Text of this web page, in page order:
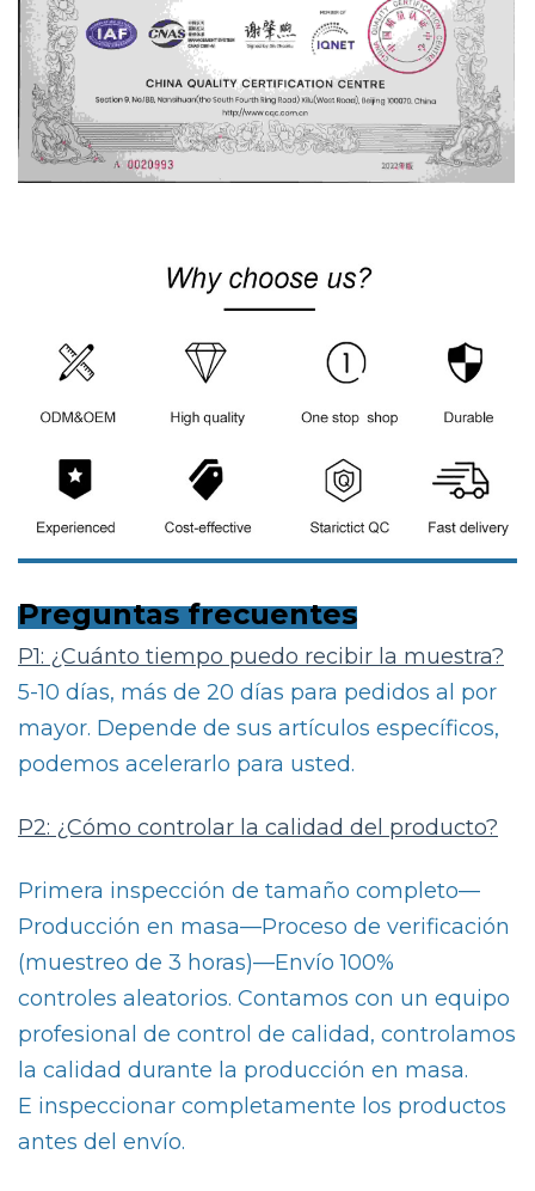
Preguntas frecuentes
P1: ¿Cuánto tiempo puedo recibir la muestra?
5-10 días, más de 20 días para pedidos al por
mayor. Depende de sus artículos específicos,
podemos acelerarlo para usted.
P2: ¿Cómo controlar la calidad del producto?
Primera inspección de tamaño completo—
Producción en masa—Proceso de verificación
(muestreo de 3 horas)—Envío 100%
controles aleatorios. Contamos con un equipo
profesional de control de calidad, controlamos
la calidad durante la producción en masa.
E inspeccionar completamente los productos
antes del envío.